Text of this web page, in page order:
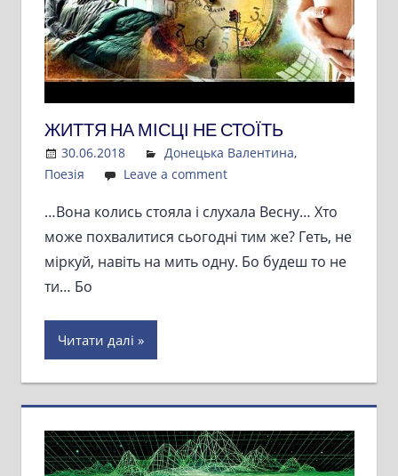
ЖИТТЯ НА МІСЦІ НЕ СТОЇТЬ
30.06.2018 Admin
Донецька Валентина,
Поезія
Leave a comment
…Вона колись стояла і слухала Весну… Хто
може похвалитися сьогодні тим же? Геть, не
міркуй, навіть на мить одну. Бо будеш то не
ти… Бо
Читати далі